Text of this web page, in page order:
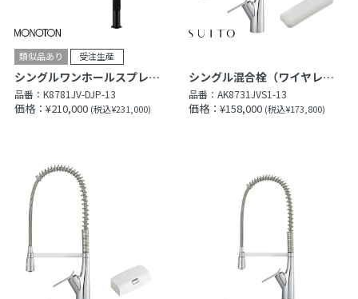
シングルワンホールスプレー混合栓
品番： K8781JV-DJP-13
価格：¥210,000 (税込¥231,000)
シングル混合栓（ワイヤレススイッチ付）
品番：AK8731JVS1-13
価格：¥158,000 (税込¥173,800)